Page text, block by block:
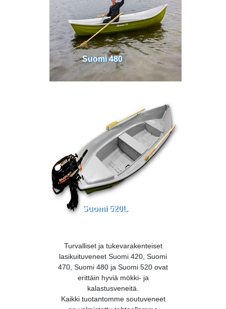
Suomi 480
Suomi 520L
Turvalliset ja tukevarakenteiset
lasikuituveneet Suomi 420, Suomi
470, Suomi 480 ja Suomi 520 ovat
erittäin hyviä mökki- ja
kalastusveneitä.
Kaikki tuotantomme soutuveneet